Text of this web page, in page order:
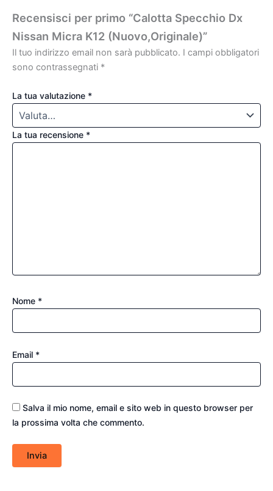
Recensisci per primo “Calotta Specchio Dx
Nissan Micra K12 (Nuovo,Originale)”
Il tuo indirizzo email non sarà pubblicato. I campi obbligatori
sono contrassegnati *
La tua valutazione *
La tua recensione *
Nome *
Email *
Salva il mio nome, email e sito web in questo browser per
la prossima volta che commento.